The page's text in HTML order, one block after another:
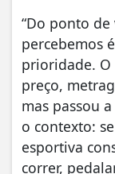
“Do ponto
percebemos
prioridade.
preço,
mas passou
o contexto:
esportiva
correr,